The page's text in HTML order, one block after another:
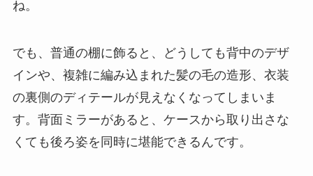
ね。
でも、普通の棚に飾ると、どうしても背中のデザ
インや、複雑に編み込まれた髪の毛の造形、衣装
の裏側のディテールが見えなくなってしまいま
す。背面ミラーがあると、ケースから取り出さな
くても後ろ姿を同時に堪能できるんです。